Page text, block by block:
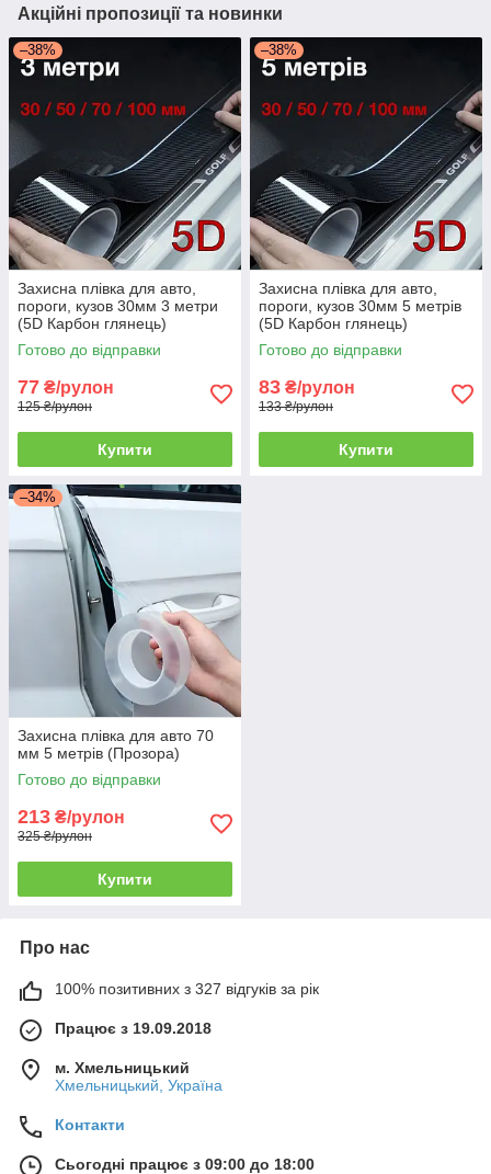
Акційні пропозиції та новинки
–38%
Захисна плівка для авто,
пороги, кузов 30мм 3 метри
(5D Карбон глянець)
Готово до відправки
77 ₴/рулон
125 ₴/рулон
Купити
–38%
Захисна плівка для авто,
пороги, кузов 30мм 5 метрів
(5D Карбон глянець)
Готово до відправки
83 ₴/рулон
133 ₴/рулон
Купити
–34%
Захисна плівка для авто 70
мм 5 метрів (Прозора)
Готово до відправки
213 ₴/рулон
325 ₴/рулон
Купити
Про нас
100% позитивних з 327 відгуків за рік
Працює з 19.09.2018
м. Хмельницький
Хмельницький, Україна
Контакти
Сьогодні працює з 09:00 до 18:00